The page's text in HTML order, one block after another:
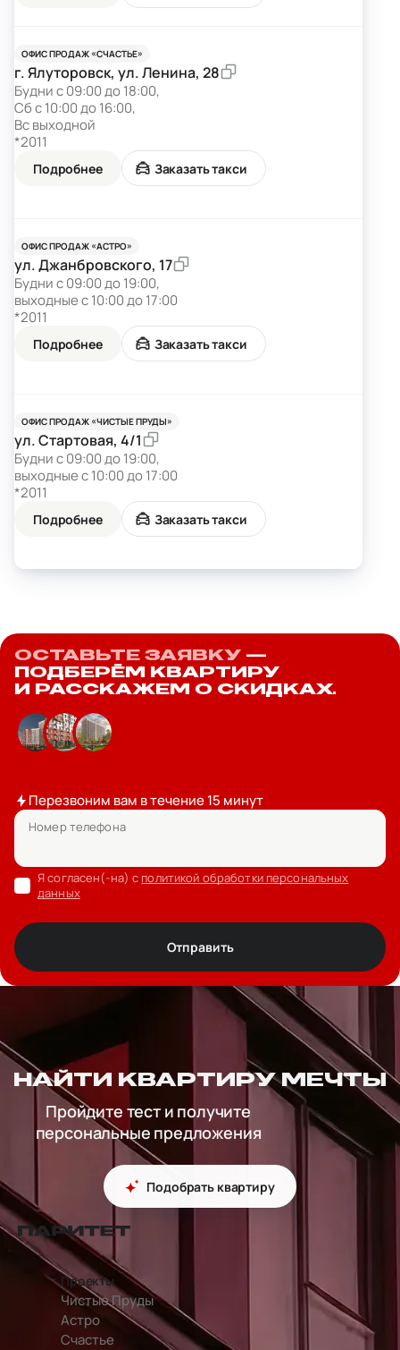
ОФИС ПРОДАЖ «СЧАСТЬЕ»
г. Ялуторовск, ул. Ленина, 28
Будни с 09:00 до 18:00,
Cб с 10:00 до 16:00,
Вс выходной
*2011
Подробнее Заказать такси
ОФИС ПРОДАЖ «АСТРО»
ул. Джанбровского, 17
Будни с 09:00 до 19:00,
выходные с 10:00 до 17:00
*2011
Подробнее Заказать такси
ОФИС ПРОДАЖ «ЧИСТЫЕ ПРУДЫ»
ул. Стартовая, 4/1
Будни с 09:00 до 19:00,
выходные с 10:00 до 17:00
*2011
Подробнее Заказать такси
ОСТАВЬТЕ ЗАЯВКУ —
ПОДБЕРЁМ КВАРТИРУ
И РАССКАЖЕМ О СКИДКАХ.
Перезвоним вам в течение 15 минут
Номер телефона
Я согласен(-на) с политикой обработки персональных
данных
Отправить
НАЙТИ КВАРТИРУ МЕЧТЫ
Пройдите тест и получите
персональные предложения
Подобрать квартиру
перейти на главную страницу
Проекты
Чистые Пруды
Астро
Счастье